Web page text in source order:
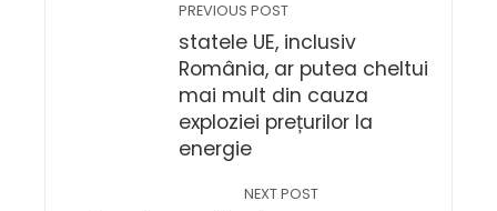
PREVIOUS POST
statele UE, inclusiv
România, ar putea cheltui
mai mult din cauza
exploziei prețurilor la
energie
NEXT POST